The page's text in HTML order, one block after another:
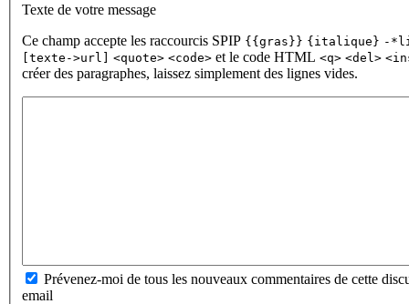
Texte de votre message
Ce champ accepte les raccourcis SPIP {{gras}} {italique} -
[texte->url] <quote> <code> et le code HTML <q> <del>
créer des paragraphes, laissez simplement des lignes vides.
Prévenez-moi de tous les nouveaux commentaires de cette
email